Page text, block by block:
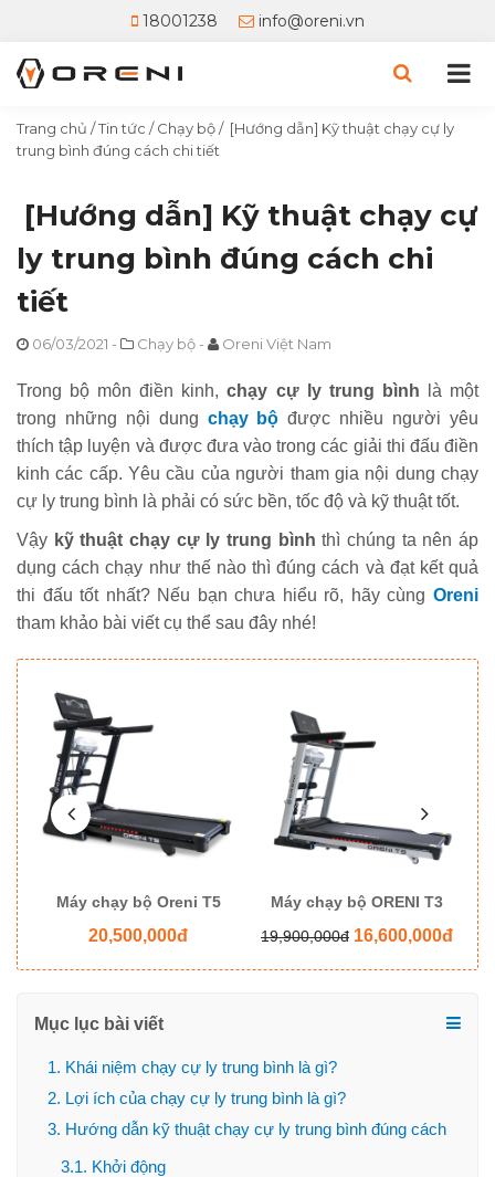
18001238 info@oreni.vn
Trang chủ /Tin tức /Chạy bộ/ [Hướng dẫn] Kỹ thuật chạy cự ly
trung bình đúng cách chi tiết
[Hướng dẫn] Kỹ thuật chạy cự
ly trung bình đúng cách chi
tiết
06/03/2021 - Chạy bộ - Oreni Việt Nam
Trong bộ môn điền kinh,chạy cự ly trung bình là một
trong những nội dung chạy bộ được nhiều người yêu
thích tập luyện và được đưa vào trong các giải thi đấu điền
kinh các cấp. Yêu cầu của người tham gia nội dung chạy
cự ly trung bình là phải có sức bền, tốc độ và kỹ thuật tốt.
Vậy kỹ thuật chạy cự ly trung bình thì chúng ta nên áp
dụng cách chạy như thế nào thì đúng cách và đạt kết quả
thi đấu tốt nhất? Nếu bạn chưa hiểu rõ, hãy cùng Oreni
tham khảo bài viết cụ thể sau đây nhé!
Máy chạy bộ Oreni T5
20,500,000đ
Máy chạy bộ ORENI T3
19,900,000đ 16,600,000đ
Mục lục bài viết
1. Khái niệm chạy cự ly trung bình là gì?
2. Lợi ích của chạy cự ly trung bình là gì?
3. Hướng dẫn kỹ thuật chạy cự ly trung bình đúng cách
3.1. Khởi động